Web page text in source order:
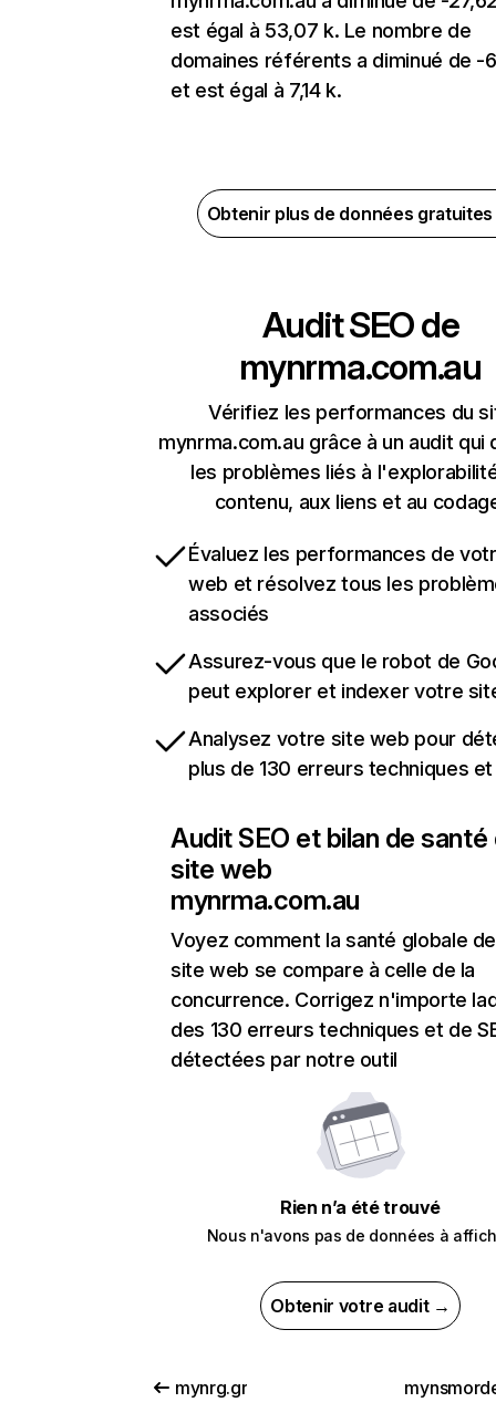
est égal à 53,07 k. Le nombre de
domaines référents a diminué de -
et est égal à 7,14 k.
Obtenir plus de données
Audit SEO de
mynrma.com.au
Vérifiez les performances du
mynrma.com.au grâce à un audit qui
les problèmes liés à
contenu, aux liens et au
Évaluez les performances de
web et résolvez tous les
associés
Assurez-vous que le robot de
peut explorer et indexer votre
Analysez votre site web pour
plus de 130 erreurs techniques et
Audit SEO et bilan de santé
site web
mynrma.com.au
Voyez comment la santé globale
site web se compare à celle de la
concurrence. Corrigez n'importe
des 130 erreurs techniques et de
détectées par notre outil
Rien n’a été trouvé
Nous n'avons pas de données à
Obtenir votre audit →
mynrg.gr